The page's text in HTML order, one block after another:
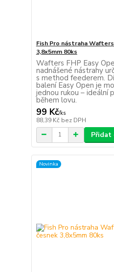
Fish Pro nástraha Wafters
3,8x5mm 80ks
Wafters FHP Easy
nadnášené nástrahy
s method feederem.
balení Easy Open je
jednou rukou – ideální
během lovu.
99 Kč/ks
88,39 Kč bez DPH
Přidat
Novinka